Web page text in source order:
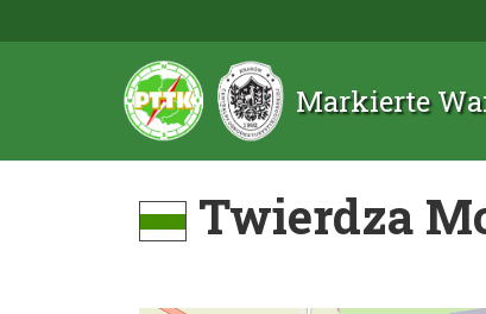
Markierte
Twierdza